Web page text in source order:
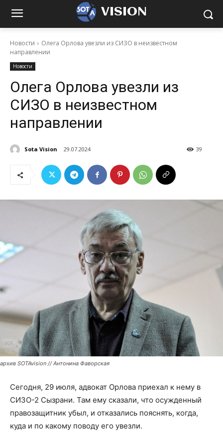
VISION
Новости
Олега Орлова увезли из СИЗО в неизвестном
направлении
Новости
Олега Орлова увезли из
СИЗО в неизвестном
направлении
Sota Vision 29.07.2024 39
архив SOTAvision // Антонина Фаворская
Сегодня, 29 июля, адвокат Орлова приехал к нему в
СИЗО-2 Сызрани. Там ему сказали, что осужденный
правозащитник убыл, и отказались пояснять, когда,
куда и по какому поводу его увезли.